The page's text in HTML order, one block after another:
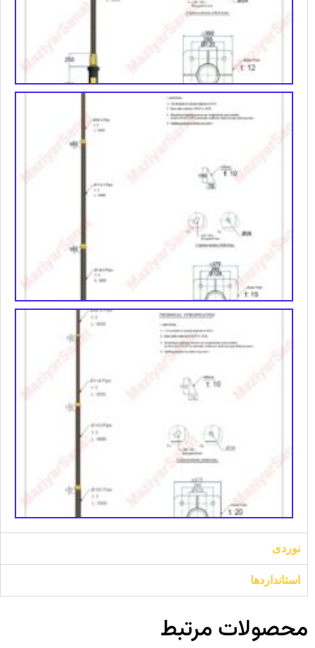
نوردی
استانداردها
محصولات مرتبط